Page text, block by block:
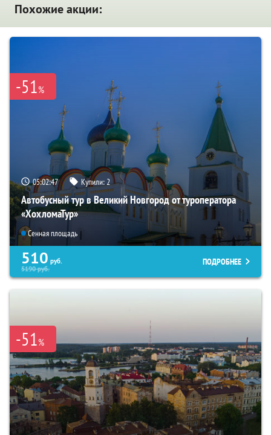
Похожие акции:
-51%
05:02:46 Купили:2
Автобусный тур в Великий Новгород от туроператора
«ХохломаТур»
Сенная площадь
510 руб.
5190руб.
ПОДРОБНЕЕ
-51%